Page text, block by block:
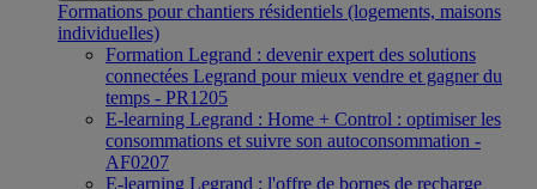
Formations pour chantiers résidentiels (logements, maisons
individuelles)
Formation Legrand : devenir expert des solutions
connectées Legrand pour mieux vendre et gagner du
temps - PR1205
E-learning Legrand : Home + Control : optimiser les
consommations et suivre son autoconsommation -
AF0207
E-learning Legrand : l'offre de bornes de recharge